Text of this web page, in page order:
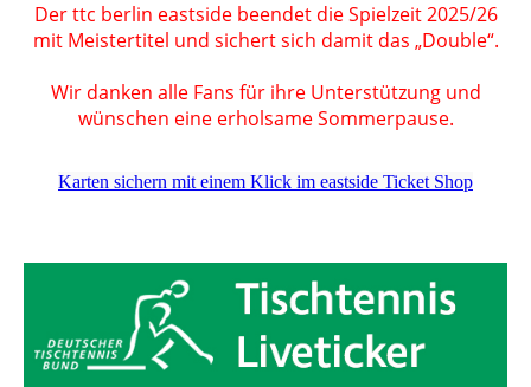
Der ttc berlin eastside beendet die Spielzeit 2025/26
mit Meistertitel und sichert sich damit das „Double“.
Wir danken alle Fans für ihre Unterstützung und
wünschen eine erholsame Sommerpause.
Karten sichern mit einem Klick im eastside Ticket Shop